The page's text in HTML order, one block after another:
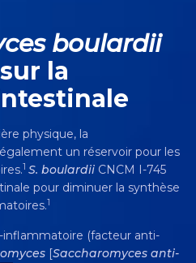
boulardii
la
physique, la
un réservoir pour les
1 S. boulardii CNCM I-745
pour diminuer la synthèse
1
(facteur anti-
[Saccharomyces anti-